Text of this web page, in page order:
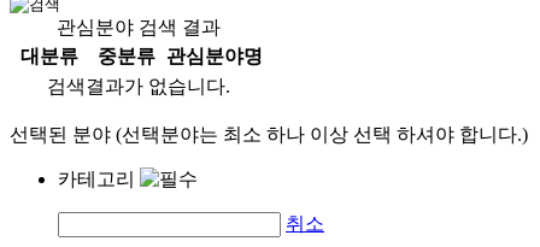
관심분야 검색 결과
대분류
중분류
관심분야명
검색결과가 없습니다.
선택된 분야 (선택분야는 최소 하나 이상 선택 하셔야 합니다.)
카테고리
취소